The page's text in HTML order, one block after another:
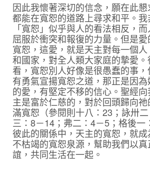
因此我懷著深切的信念，願在此懇
都能在寬恕的道路上尋求和平。我
「寬恕」似乎與人的看法相反，
屈服於衝突和報復的力量。但是
寬恕，這愛，就是天主對每一個
和國家，對全人類大家庭的摯愛
看，寬恕別人好像是很愚蠢的事
有勇氣宣揚寬恕之道，那正是因
的愛，有堅定不移的信心。聖經
主是富於仁慈的，對於回頭歸向
滿寬恕（參閱則十八：23；詠卅
三：8－14；弗二：4－5；格後一
彼此的關係中，天主的寬恕，就
不枯竭的寬恕泉源，幫助我們以
誼，共同生活在一起。